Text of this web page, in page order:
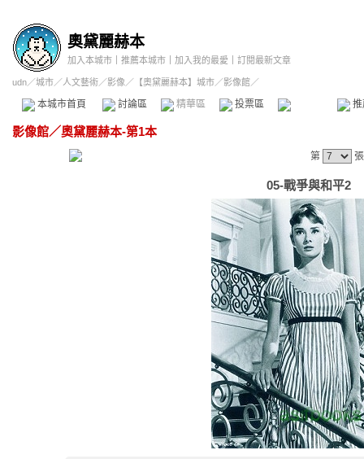
奧黛麗赫本
加入本城市 推薦本城市 加入我的最愛 訂閱最新文章
udn／城市／人文藝術／影像 ／ 【奧黛麗赫本】城市／影像館／
本城市首頁 討論區 精華區 投票區 影像館
影像館／奧黛麗赫本-第1本
第
05-戰爭與和平2